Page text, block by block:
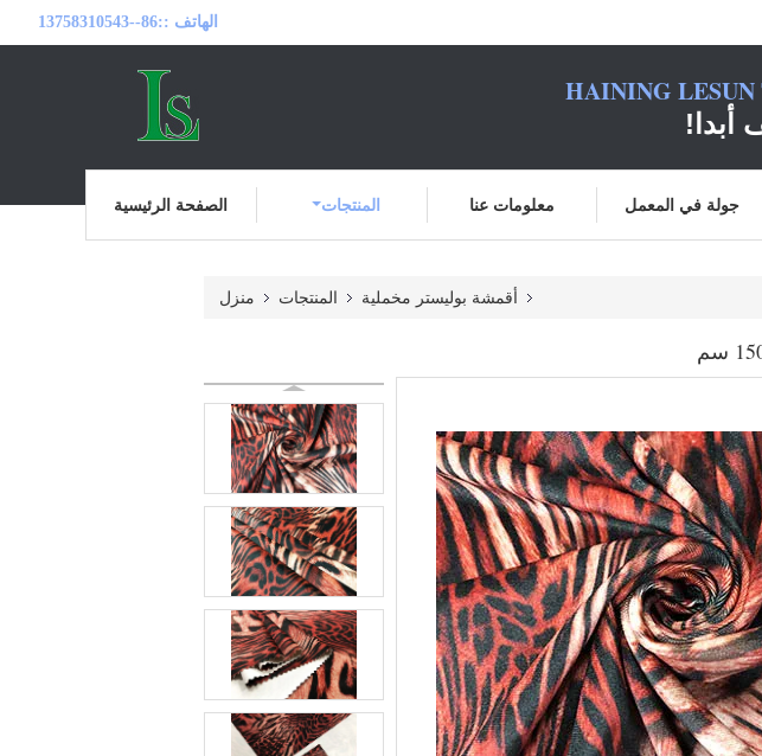
الهاتف ::86--13758310543
HAINING
أبدا!
الصفحة الرئيسية المنتجات معلومات عنا جولة في المعمل
منزل المنتجات أقمشة بوليستر مخملية